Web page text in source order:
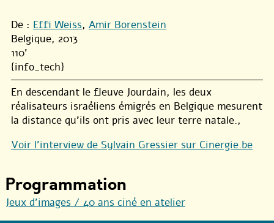
De : Effi Weiss, Amir Borenstein
Belgique, 2013
110'
{info_tech}
En descendant le fleuve Jourdain, les deux
réalisateurs israéliens émigrés en Belgique mesurent
la distance qu’ils ont pris avec leur terre natale.,
Voir l’interview de Sylvain Gressier sur Cinergie.be
Programmation
Jeux d’images / 40 ans ciné en atelier